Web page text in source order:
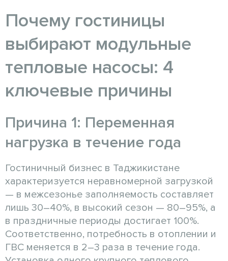
Почему гостиницы
выбирают модульные
тепловые насосы: 4
ключевые причины
Причина 1: Переменная
нагрузка в течение года
Гостиничный бизнес в Таджикистане
характеризуется неравномерной загрузкой
— в межсезонье заполняемость составляет
лишь 30–40%, в высокий сезон — 80–95%, а
в праздничные периоды достигает 100%.
Соответственно, потребность в отоплении и
ГВС меняется в 2–3 раза в течение года.